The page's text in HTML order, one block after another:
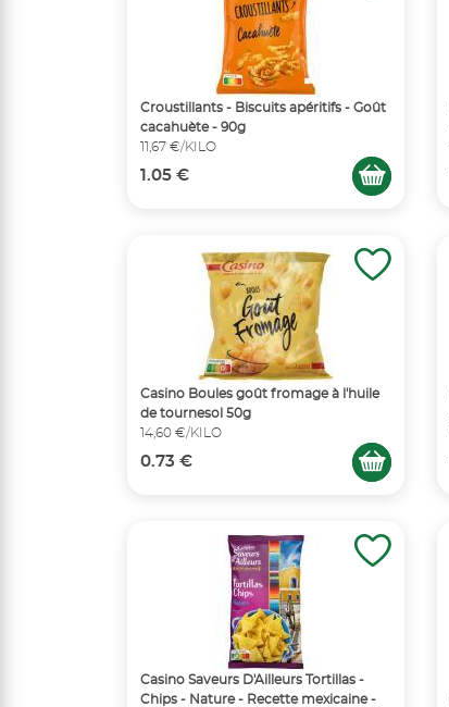
Croustillants - Biscuits apéritifs - Goût
cacahuète - 90g
11,67 €/KILO
1.05 €
Casino Boules goût fromage à l'huile
de tournesol 50g
14,60 €/KILO
0.73 €
Casino Saveurs D'Ailleurs Tortillas -
Chips - Nature - Recette mexicaine -